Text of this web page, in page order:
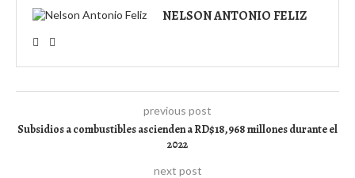
NELSON ANTONIO FELIZ
previous post
Subsidios a combustibles ascienden a RD$18,968 millones durante el
2022
next post